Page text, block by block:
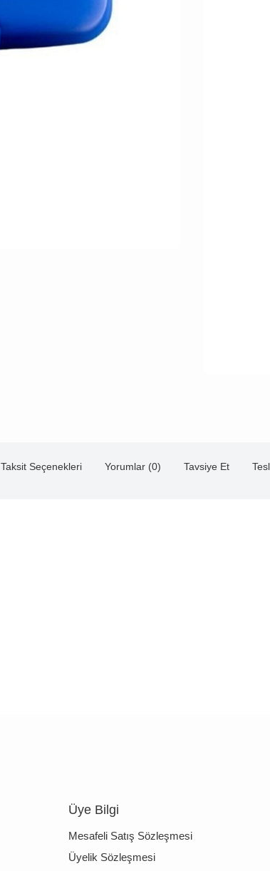
Taksit Seçenekleri Yorumlar (0) Tavsiye Et
Üye Bilgi
Mesafeli Satış Sözleşmesi
Üyelik Sözleşmesi